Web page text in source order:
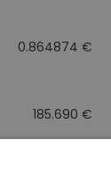
0.864874 €
185.690 €